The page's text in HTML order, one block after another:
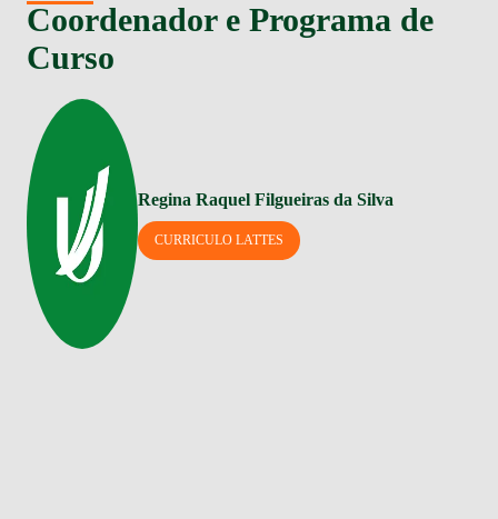
Coordenador e Programa de
Curso
Regina Raquel Filgueiras da Silva
CURRICULO LATTES